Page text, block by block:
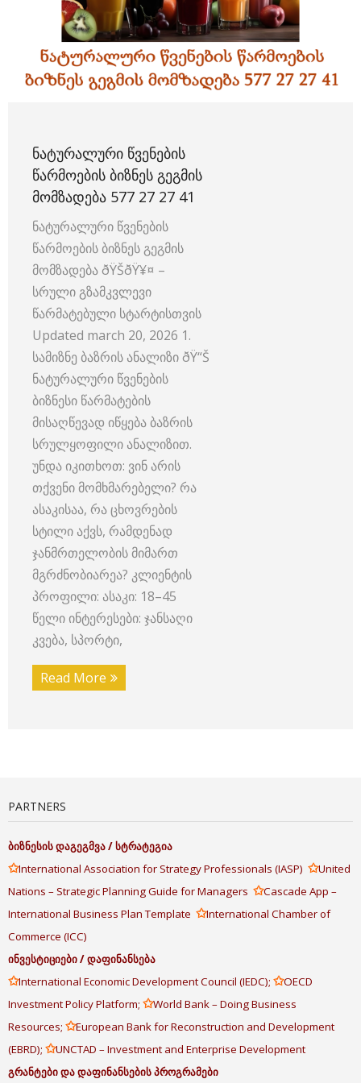
ᲜᲐᲢᲣᲠᲐᲚᲣᲠᲘ ᲬᲕᲔᲜᲔᲑᲘᲡ
ᲬᲐᲠᲛᲝᲔᲑᲘᲡ ᲑᲘᲖᲜᲔᲡ ᲒᲔᲒᲛᲘᲡ
ᲛᲝᲛᲖᲐᲓᲔᲑᲐ 577 27 27 41
ნატურალური წვენების
წარმოების ბიზნეს გეგმის
მომზადება ðŸŠðŸ¥¤ –
სრული გზამკვლევი
წარმატებული სტარტისთვის
Updated march 20, 2026 1.
სამიზნე ბაზრის ანალიზი ðŸ“Š
ნატურალური წვენების
ბიზნესი წარმატების
მისაღწევად იწყება ბაზრის
სრულყოფილი ანალიზით.
უნდა იკითხოთ: ვინ არის
თქვენი მომხმარებელი? რა
ასაკისაა, რა ცხოვრების
სტილი აქვს, რამდენად
ჯანმრთელობის მიმართ
მგრძნობიარეა? კლიენტის
პროფილი: ასაკი: 18–45
წელი ინტერესები: ჯანსაღი
კვება, სპორტი,
Read More
PARTNERS
ბიზნესისდაგეგმვა/სტრატეგია
✩International Association for Strategy Professionals (IASP) ✩United
Nations – Strategic Planning Guide for Managers ✩Cascade App –
International Business Plan Template ✩International Chamber of
Commerce (ICC)
ინვესტიციები/დაფინანსება
✩International Economic Development Council (IEDC); ✩OECD
Investment Policy Platform; ✩World Bank – Doing Business
Resources; ✩European Bank for Reconstruction and Development
(EBRD); ✩UNCTAD – Investment and Enterprise Development
გრანტებიდადაფინანსებისპროგრამები